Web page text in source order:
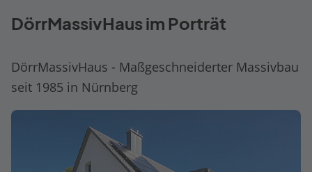
DörrMassivHaus im Porträt
DörrMassivHaus - Maßgeschneiderter Massivbau
seit 1985 in Nürnberg